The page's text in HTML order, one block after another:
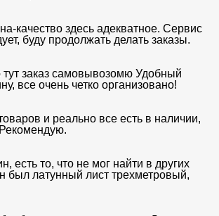
качество здесь адекватное. Сервис
буду продолжать делать заказы.
заказ самовывозомю Удобный
все очень четко организовано!
и реально все есть в наличии,
есть то, что не мог найти в других
был латунный лист трехметровый,